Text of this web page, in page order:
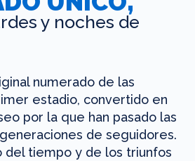
y noches de
numerado de las
estadio, convertido en
por la que han pasado las
de seguidores.
del tiempo y de los triunfos